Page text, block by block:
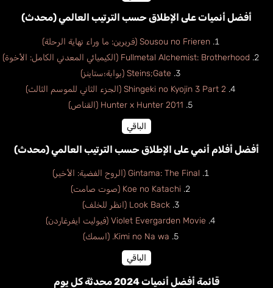
أفضل أنميات على الإطلاق حسب الترتيب العالمي (محدث)
Sousou no Frieren (فريرين: ما وراء نهاية الرحلة)
Fullmetal Alchemist: Brotherhood (الكيميائي المعدني الكامل: الأخوة)
Steins;Gate (بوابة؛ستاينز)
Shingeki no Kyojin 3 Part 2 (الجزء الثاني للموسم الثالث)
Hunter x Hunter 2011 (القناص)
الباقي
أفضل أفلام أنمي على الإطلاق حسب الترتيب العالمي (محدث)
Gintama: The Final (الروح الفضية: الأخير)
Koe no Katachi (صوت صامت)
Look Back (انظر للخلف)
Violet Evergarden Movie (فيوليت ايفرغاردن)
Kimi no Na wa. (اسمك)
الباقي
قائمة أفضل أنميات 2024 محدثة كل يوم